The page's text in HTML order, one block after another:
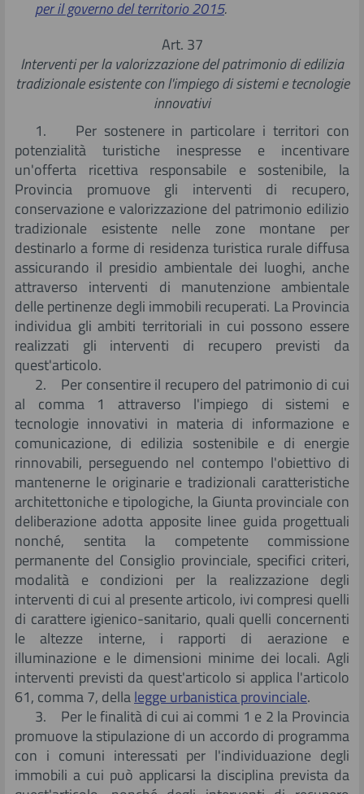
per il governo del territorio 2015.
Art. 37
Interventi per la valorizzazione del patrimonio di edilizia
tradizionale esistente con l'impiego di sistemi e tecnologie
innovativi
1. Per sostenere in particolare i territori con
potenzialità turistiche inespresse e incentivare
un'offerta ricettiva responsabile e sostenibile, la
Provincia promuove gli interventi di recupero,
conservazione e valorizzazione del patrimonio edilizio
tradizionale esistente nelle zone montane per
destinarlo a forme di residenza turistica rurale diffusa
assicurando il presidio ambientale dei luoghi, anche
attraverso interventi di manutenzione ambientale
delle pertinenze degli immobili recuperati. La Provincia
individua gli ambiti territoriali in cui possono essere
realizzati gli interventi di recupero previsti da
quest'articolo.
2. Per consentire il recupero del patrimonio di cui
al comma 1 attraverso l'impiego di sistemi e
tecnologie innovativi in materia di informazione e
comunicazione, di edilizia sostenibile e di energie
rinnovabili, perseguendo nel contempo l'obiettivo di
mantenerne le originarie e tradizionali caratteristiche
architettoniche e tipologiche, la Giunta provinciale con
deliberazione adotta apposite linee guida progettuali
nonché, sentita la competente commissione
permanente del Consiglio provinciale, specifici criteri,
modalità e condizioni per la realizzazione degli
interventi di cui al presente articolo, ivi compresi quelli
di carattere igienico-sanitario, quali quelli concernenti
le altezze interne, i rapporti di aerazione e
illuminazione e le dimensioni minime dei locali. Agli
interventi previsti da quest'articolo si applica l'articolo
61, comma 7, dellalegge urbanistica provinciale.
3. Per le finalità di cui ai commi 1 e 2 la Provincia
promuove la stipulazione di un accordo di programma
con i comuni interessati per l'individuazione degli
immobili a cui può applicarsi la disciplina prevista da